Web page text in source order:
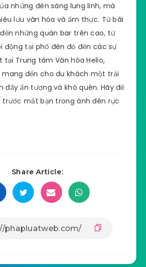
những đèn sáng lung linh, mà
lưu văn hóa và ẩm thực. Từ bãi
những quán bar trên cao, từ
động tại phố đèn đỏ đến các sự
tại Trung tâm Văn hóa Helio,
đến cho du khách một trải
đầy ấn tượng và khó quên. Hãy để
trước mắt bạn trong ánh đèn rực
Share Article: